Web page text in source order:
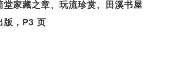
家藏之章、玩流珍赏、田溪书屋
版，P3 页